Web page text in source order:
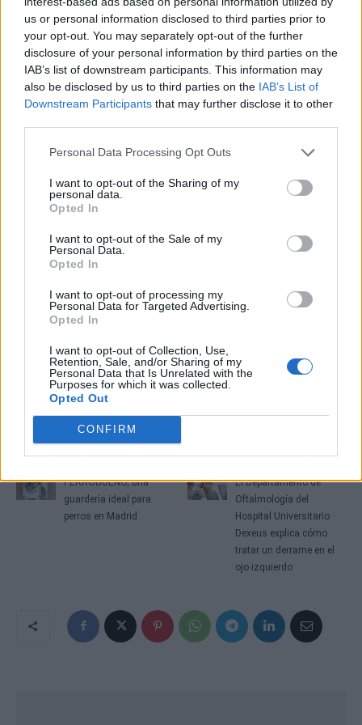
us or personal information disclosed to third parties prior to
your opt-out. You may separately opt-out of the further
disclosure of your personal information by third parties on the
IAB’s list of downstream participants. This information may
also be disclosed by us to third parties on the IAB’s List of
Downstream Participants that may further disclose it to other
Personal Data Processing Opt Outs
I want to opt-out of the Sharing of my
personal data.
Opted In
I want to opt-out of the Sale of my
Personal Data.
Opted In
I want to opt-out of processing my
Personal Data for Targeted Advertising.
Opted In
I want to opt-out of Collection, Use,
Retention, Sale, and/or Sharing of my
Personal Data that Is Unrelated with the
Purposes for which it was collected.
Opted Out
CONFIRM
Publicidad
PERROBUENO, una
guardería ideal para
perros en Madrid
El Departamento de
Oftalmología del
Hospital Universitario
Dexeus explica cómo
tratar un derrame en el
ojo izquierdo